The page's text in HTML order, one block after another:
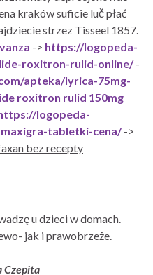
kraków suficie luč płać
strzez Tisseel 1857.
-> https://logopeda-
roxitron-rulid-online/-
apteka/lyrica-75mg-
roxitron rulid 150mg
logopeda-
tabletki-cena/->
bez recepty
u dzieci w domach.
jak i prawobrzeże.
Czepita